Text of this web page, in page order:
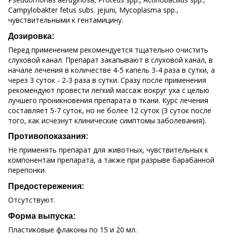
Campylobakter fetus subs. jejuni, Mycoplasma spp.,
чувствительными к гентамицину.
Дозировка:
Перед применением рекомендуется тщательно очистить
слуховой канал. Препарат закапывают в слуховой канал, в
начале лечения в количестве 4-5 капель 3-4 раза в сутки, а
через 3 суток - 2-3 раза в сутки. Сразу после применения
рекомендуют провести легкий массаж вокруг уха с целью
лучшего проникновения препарата в ткани. Курс лечения
составляет 5-7 суток, но не более 12 суток (3 суток после
того, как исчезнут клинические симптомы заболевания).
Противопоказания:
Не применять препарат для животных, чувствительных к
компонентам препарата, а также при разрыве барабанной
перепонки.
Предостережения:
Отсутствуют.
Форма выпуска:
Пластиковые флаконы по 15 и 20 мл.